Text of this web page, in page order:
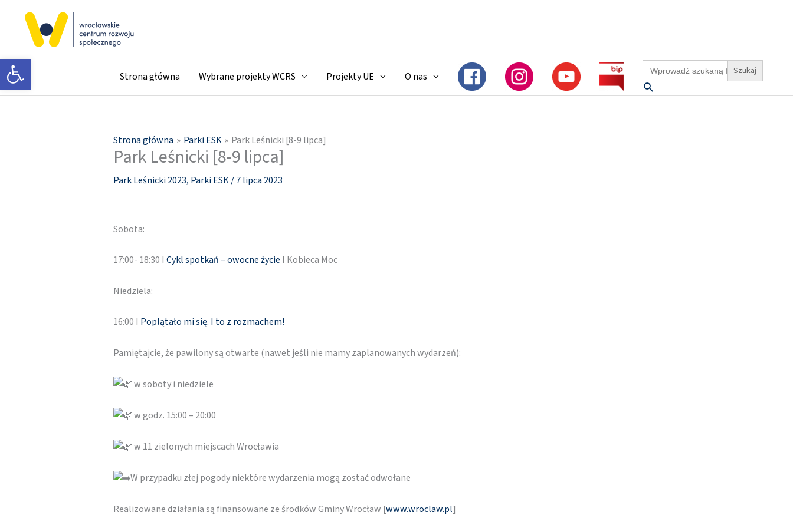
Otwórz pasek narzędzi Strona główna Wybrane projekty WCRS Projekty UE O nas
Search
for:
Szukaj
Strona główna Parki ESK Park Leśnicki [8-9 lipca]
Park Leśnicki [8-9 lipca]
Park Leśnicki 2023, Parki ESK/7 lipca 2023
Sobota:
17:00- 18:30 I Cykl spotkań – owocne życie I Kobieca Moc
Niedziela:
16:00 I Poplątało mi się. I to z rozmachem!
Pamiętajcie, że pawilony są otwarte (nawet jeśli nie mamy zaplanowanych wydarzeń):
w soboty i niedziele
w godz. 15:00 – 20:00
w 11 zielonych miejscach Wrocławia
W przypadku złej pogody niektóre wydarzenia mogą zostać odwołane
Realizowane działania są finansowane ze środków Gminy Wrocław [www.wroclaw.pl]